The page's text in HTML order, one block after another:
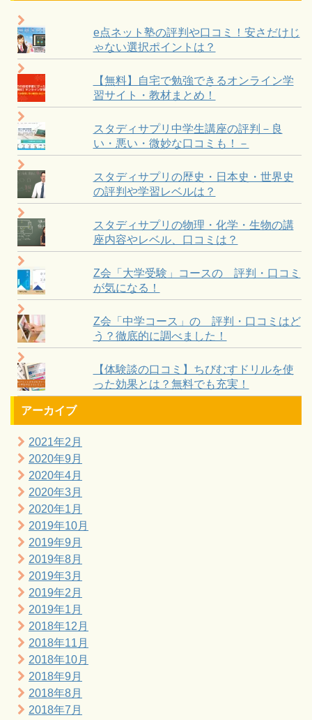
e点ネット塾の評判や口コミ！安さだけじ
ゃない選択ポイントは？
【無料】自宅で勉強できるオンライン学
習サイト・教材まとめ！
スタディサプリ中学生講座の評判－良
い・悪い・微妙な口コミも！－
スタディサプリの歴史・日本史・世界史
の評判や学習レベルは？
スタディサプリの物理・化学・生物の講
座内容やレベル、口コミは？
Z会「大学受験」コースの 評判・口コミ
が気になる！
Z会「中学コース」の 評判・口コミはど
う？徹底的に調べました！
【体験談の口コミ】ちびむすドリルを使
った効果とは？無料でも充実！
アーカイブ
2021年2月
2020年9月
2020年4月
2020年3月
2020年1月
2019年10月
2019年9月
2019年8月
2019年3月
2019年2月
2019年1月
2018年12月
2018年11月
2018年10月
2018年9月
2018年8月
2018年7月